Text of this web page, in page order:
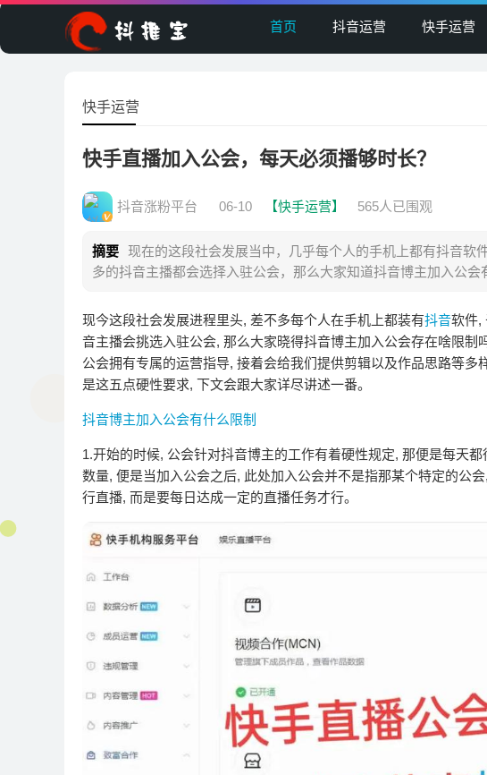
首页 抖音运营 快手运营
快手运营
快手直播加入公会，每天必须播够时长？
抖音涨粉平台 06-10 【快手运营】 565人已围观
摘要
现在的这段社会发展当中，几乎每个人的手机上都有抖音
多的抖音主播都会选择入驻公会，那么大家知道抖音博主加入公会
现今这段社会发展进程里头, 差不多每个人在手机上都装有抖音软件,
音主播会挑选入驻公会, 那么大家晓得抖音博主加入公会存在啥限
公会拥有专属的运营指导, 接着会给我们提供剪辑以及作品思路等
是这五点硬性要求, 下文会跟大家详尽讲述一番。
抖音博主加入公会有什么限制
1.开始的时候, 公会针对抖音博主的工作有着硬性规定, 那便是每天
数量, 便是当加入公会之后, 此处加入公会并不是指那某个特定的公
行直播, 而是要每日达成一定的直播任务才行。